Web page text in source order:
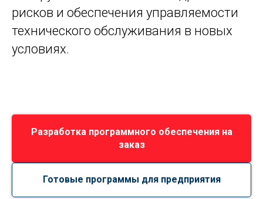
рисков и обеспечения управляемости
технического обслуживания в новых
условиях.
Разработка программного обеспечения на
заказ
Готовые программы для предприятия